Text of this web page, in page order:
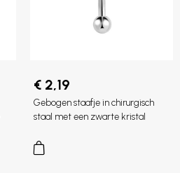
€ 2,19
Gebogen staafje in chirurgisch
staal met een zwarte kristal